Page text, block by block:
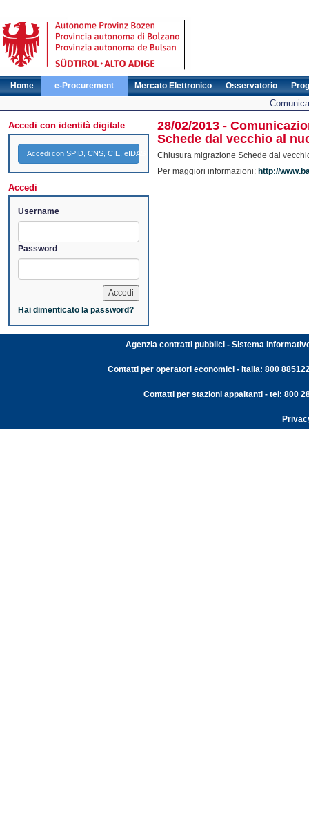
Home e-Procurement Mercato Elettronico Osservatorio
Accedi con identità digitale
Accedi con SPID, CNS, CIE, eIDAS
Accedi
Username
Password
Hai dimenticato la password?
28/02/2013 -
Schede dal vecchio al
Chiusura migrazione Schede dal
Per maggiori informazioni: http://
Agenzia contratti pubblici - Sistema
Contatti per operatori economici - Italia: 800
Contatti per stazioni appaltanti - tel: 800